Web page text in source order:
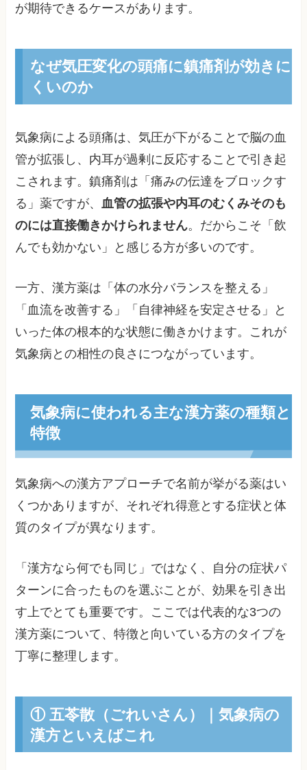
が期待できるケースがあります。
なぜ気圧変化の頭痛に鎮痛剤が効きに
くいのか
気象病による頭痛は、気圧が下がることで脳の血
管が拡張し、内耳が過剰に反応することで引き起
こされます。鎮痛剤は「痛みの伝達をブロックす
る」薬ですが、血管の拡張や内耳のむくみそのも
のには直接働きかけられません。だからこそ「飲
んでも効かない」と感じる方が多いのです。
一方、漢方薬は「体の水分バランスを整える」
「血流を改善する」「自律神経を安定させる」と
いった体の根本的な状態に働きかけます。これが
気象病との相性の良さにつながっています。
気象病に使われる主な漢方薬の種類と
特徴
気象病への漢方アプローチで名前が挙がる薬はい
くつかありますが、それぞれ得意とする症状と体
質のタイプが異なります。
「漢方なら何でも同じ」ではなく、自分の症状パ
ターンに合ったものを選ぶことが、効果を引き出
す上でとても重要です。ここでは代表的な3つの
漢方薬について、特徴と向いている方のタイプを
丁寧に整理します。
① 五苓散（ごれいさん）｜気象病の
漢方といえばこれ